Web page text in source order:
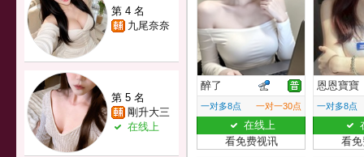
第 4 名
九尾奈奈
第 5 名
剛升大三
在线上
醉了
一对多8点 一对一30点
在线上
看免费视讯
恩恩寶寶
一对多8点
看